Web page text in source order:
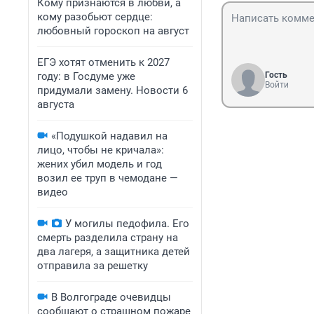
Кому признаются в любви, а
кому разобьют сердце:
любовный гороскоп на август
ЕГЭ хотят отменить к 2027
году: в Госдуме уже
придумали замену. Новости 6
августа
«Подушкой надавил на
лицо, чтобы не кричала»:
жених убил модель и год
возил ее труп в чемодане —
видео
У могилы педофила. Его
смерть разделила страну на
два лагеря, а защитника детей
отправила за решетку
В Волгограде очевидцы
сообщают о страшном пожаре
Гость
Войти